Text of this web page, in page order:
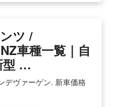
ツ /
車種一覧｜自
型 …
デヴァーゲン. 新車価格